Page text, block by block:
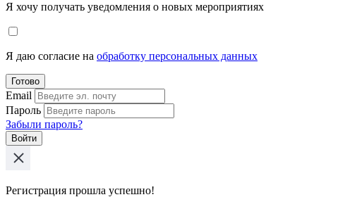
Я хочу получать уведомления о новых мероприятиях
Я даю согласие на обработку персональных данных
Готово
Email
Пароль
Забыли пароль?
Войти
Регистрация прошла успешно!